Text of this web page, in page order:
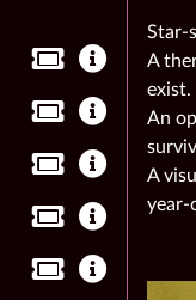
Star-
A
exist.
An
A
year-